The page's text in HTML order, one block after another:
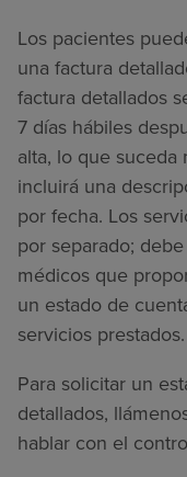
Los pacientes
una factura
factura detallados
7 días hábiles
alta, lo que suceda
incluirá una
por fecha. Los
por separado;
médicos que
un estado de
servicios prestados.
Para solicitar un
detallados,
hablar con el